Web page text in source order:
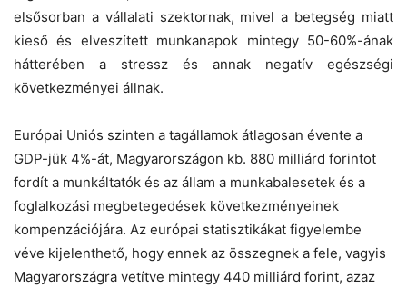
elsősorban a vállalati szektornak, mivel a betegség miatt
kieső és elveszített munkanapok mintegy 50-60%-ának
hátterében a stressz és annak negatív egészségi
következményei állnak.
Európai Uniós szinten a tagállamok átlagosan évente a
GDP-jük 4%-át, Magyarországon kb. 880 milliárd forintot
fordít a munkáltatók és az állam a munkabalesetek és a
foglalkozási megbetegedések következményeinek
kompenzációjára. Az európai statisztikákat figyelembe
véve kijelenthető, hogy ennek az összegnek a fele, vagyis
Magyarországra vetítve mintegy 440 milliárd forint, azaz